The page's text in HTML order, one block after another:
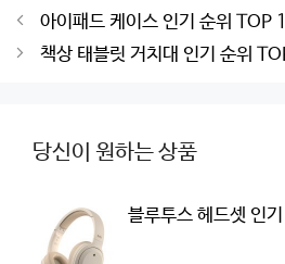
Post
navigation
아이패드 케이스 인기 순위 TOP
책상 태블릿 거치대 인기 순위
당신이 원하는 상품
블루투스 헤드셋 인